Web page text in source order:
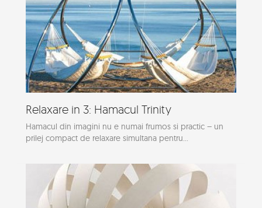
Relaxare in 3: Hamacul Trinity
Hamacul din imagini nu e numai frumos si practic – un
prilej compact de relaxare simultana pentru...